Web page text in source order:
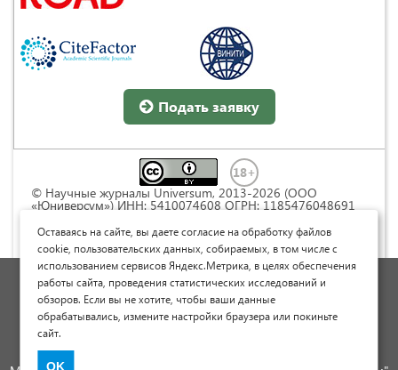
Подать заявку
© Научные журналы Universum, 2013-2026 (ООО
«Юниверсум») ИНН: 5410074608 ОГРН: 1185476048691
Commons « Attribution» («Атрибуция») 4.0
Непортированная
Политика обработки персональных данных
Договор оферты
Опубликовать научную статью
Оставаясь на сайте, вы даете согласие на обработку файлов
cookie, пользовательских данных, собираемых, в том числе с
использованием сервисов Яндекс.Метрика, в целях обеспечения
работы сайта, проведения статистических исследований и
обзоров. Если вы не хотите, чтобы ваши данные
обрабатывались, измените настройки браузера или покиньте
сайт.
OK